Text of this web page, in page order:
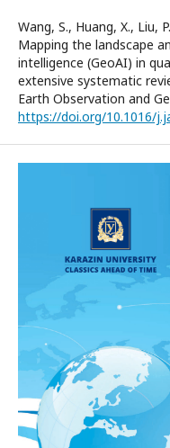
Wang, S., Huang, X., Liu,
Mapping the landscape
intelligence (GeoAI) in
extensive systematic
Earth Observation and
https://doi.org/10.1016/